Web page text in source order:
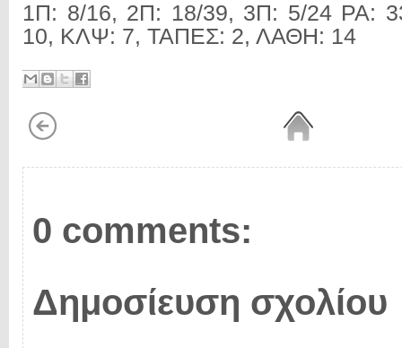
1Π: 8/16, 2Π: 18/39, 3Π: 5/24 ΡΑ:
10, ΚΛΨ: 7, ΤΑΠΕΣ: 2, ΛΑΘΗ: 14
0 comments:
Δημοσίευση σχολίου